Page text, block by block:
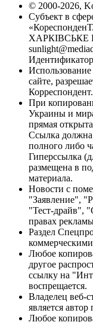
© 2000-2026,
Субъект в
ХАРКІВСЬКЕ
сайте,
При
Украины и
прямая
Ссылка должна
полного либо
Гиперссылка
размещена в
материала.
Новости с
"Заявление",
"Тест-драйв",
правах
Раздел
Любое
другое
ссылку на
воспрещается.
Владелец веб-
является
Любое